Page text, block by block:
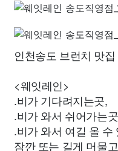
인천송도 브런치 맛
<웨잇레인>
.비가 기다려지는곳,
.비가 와서 쉬어가는
.비가 와서 여길 올
잠깐 또는 길게 머물